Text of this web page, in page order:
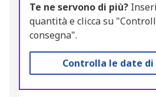
Te ne servono di più?
quantità e clicca su
consegna".
Controlla le date di